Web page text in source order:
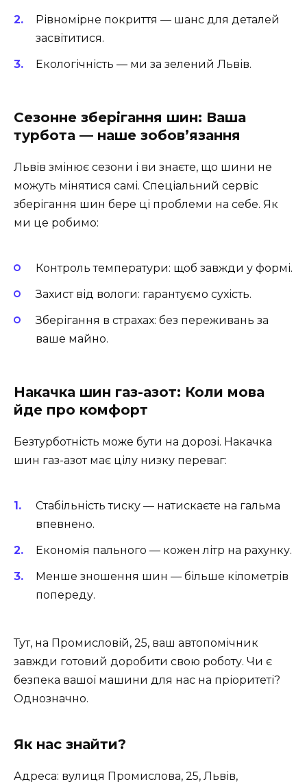
Рівномірне покриття — шанс для деталей
засвітитися.
Екологічність — ми за зелений Львів.
Сезонне зберігання шин: Ваша
турбота — наше зобов’язання
Львів змінює сезони і ви знаєте, що шини не
можуть мінятися самі. Спеціальний сервіс
зберігання шин бере ці проблеми на себе. Як
ми це робимо:
Контроль температури: щоб завжди у формі.
Захист від вологи: гарантуємо сухість.
Зберігання в страхах: без переживань за
ваше майно.
Накачка шин газ-азот: Коли мова
йде про комфорт
Безтурботність може бути на дорозі. Накачка
шин газ-азот має цілу низку переваг:
Стабільність тиску — натискаєте на гальма
впевнено.
Економія пального — кожен літр на рахунку.
Менше зношення шин — більше кілометрів
попереду.
Тут, на Промисловій, 25, ваш автопомічник
завжди готовий доробити свою роботу. Чи є
безпека вашої машини для нас на пріоритеті?
Однозначно.
Як нас знайти?
Адреса: вулиця Промислова, 25, Львів,